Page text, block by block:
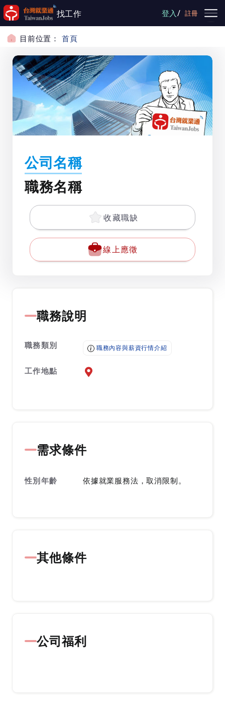
跳到主要內容
找工作 登入/ 註冊
目前位置： 首頁
公司名稱
職務名稱
收藏職缺
線上應徵
職務說明
職務類別 職務內容與薪資行情介紹
工作地點 前往查看地圖
需求條件
性別年齡 依據就業服務法，取消限制。
其他條件
公司福利